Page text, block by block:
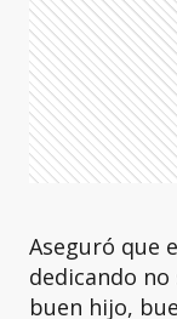
Aseguró que
dedicando no
buen hijo,